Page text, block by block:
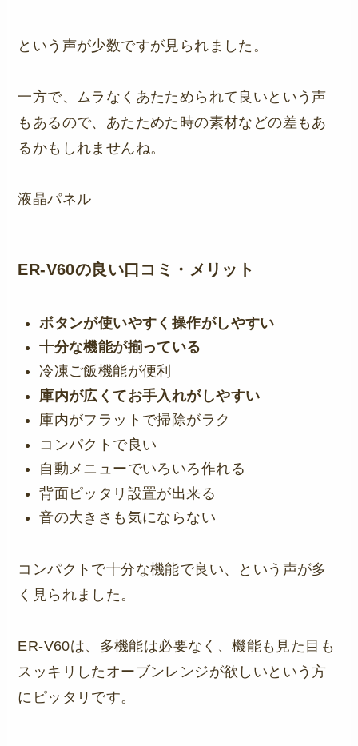
という声が少数ですが見られました。
一方で、ムラなくあたためられて良いという声
もあるので、あたためた時の素材などの差もあ
るかもしれませんね。
液晶パネル
ER-V60の良い口コミ・メリット
ボタンが使いやすく操作がしやすい
十分な機能が揃っている
冷凍ご飯機能が便利
庫内が広くてお手入れがしやすい
庫内がフラットで掃除がラク
コンパクトで良い
自動メニューでいろいろ作れる
背面ピッタリ設置が出来る
音の大きさも気にならない
コンパクトで十分な機能で良い、という声が多
く見られました。
ER-V60は、多機能は必要なく、機能も見た目も
スッキリしたオーブンレンジが欲しいという方
にピッタリです。